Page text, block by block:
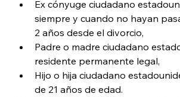
Ex cónyuge ciudadano
siempre y cuando no hayan
2 años desde el divorcio,
Padre o madre ciudadano
residente permanente legal,
Hijo o hija ciudadano
de 21 años de edad.